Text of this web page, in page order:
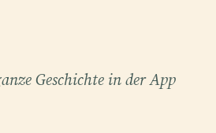
Geschichte in der App